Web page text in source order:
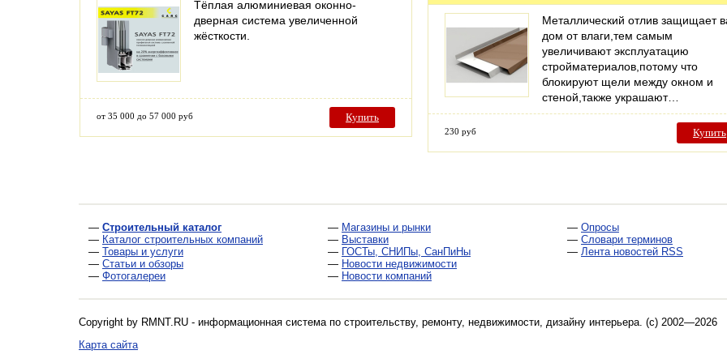
Тёплая алюминиевая оконно-
дверная система увеличенной
жёсткости.
от 35 000 до 57 000 руб Купить
Металлический отлив защищает
дом от влаги,тем самым
увеличивают эксплуатацию
стройматериалов,потому что
блокируют щели между окном и
стеной,также украшают…
230 руб Купить
— Строительный каталог
— Каталог строительных компаний
— Товары и услуги
— Статьи и обзоры
— Фотогалереи
— Магазины и рынки
— Выставки
— ГОСТы, СНИПы, СанПиНы
— Новости недвижимости
— Новости компаний
— Опросы
— Словари терминов
— Лента новостей RSS
Copyright by RMNT.RU - информационная система по строительству, ремонту, недвижимости, дизайну интерьера. (c) 2002—2026
Карта сайта